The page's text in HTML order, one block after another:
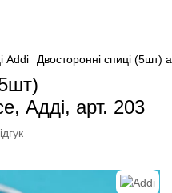
Addi Двосторонні спиці (5шт)
Адді, арт. 203